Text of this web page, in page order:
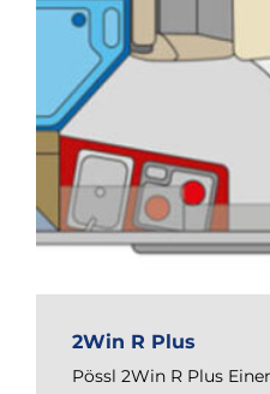
2Win R Plus
Pössl 2Win R Plus